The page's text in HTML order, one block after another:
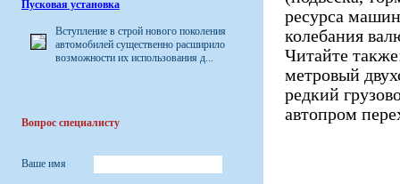
Пусковая установка
Вступление в строй нового поколения
автомобилей существенно расширило
возможности их использования д...
Вопрос специалисту
Ваше имя
ресурса
колебания
Читайте
метровый
редкий
автопром